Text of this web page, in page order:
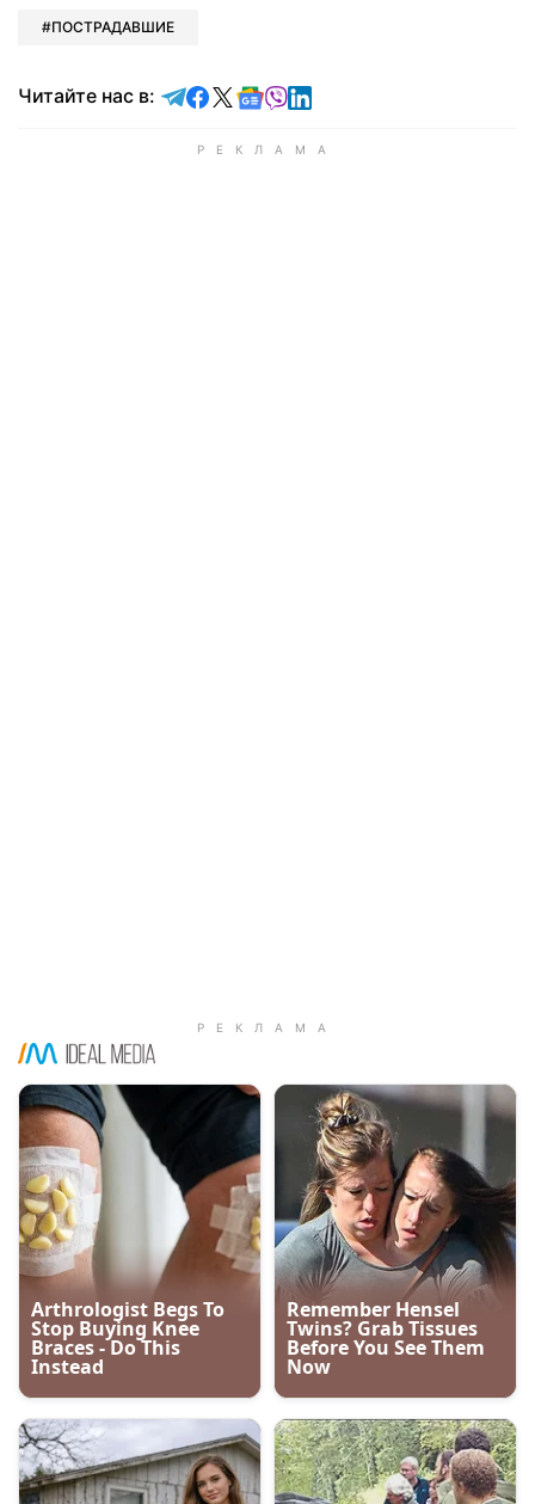
ПОСТРАДАВШИЕ
Читайте нас в: Читайте в Telegram
Читайте в Facebook
Читайте в X
Читайте в Google news
Читайте в Viber
Читайте в LinkedIn